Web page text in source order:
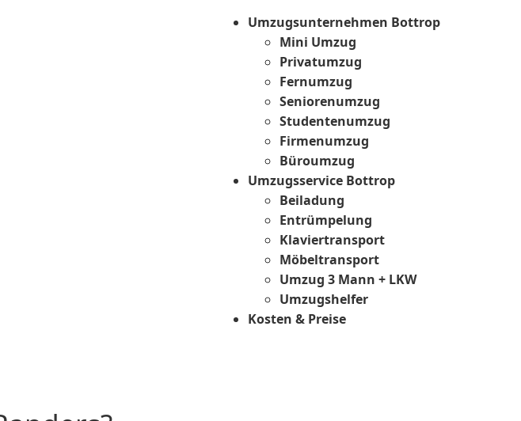
Umzugsunternehmen Bottrop
Mini Umzug
Privatumzug
Fernumzug
Seniorenumzug
Studentenumzug
Firmenumzug
Büroumzug
Umzugsservice Bottrop
Beiladung
Entrümpelung
Klaviertransport
Möbeltransport
Umzug 3 Mann + LKW
Umzugshelfer
Kosten & Preise